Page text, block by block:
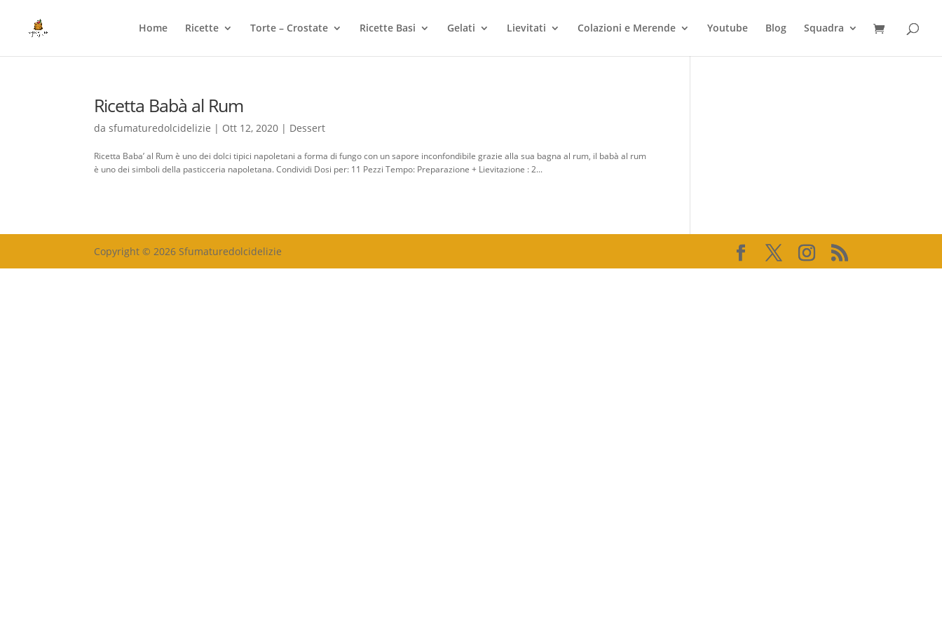
Home Ricette Torte – Crostate Ricette Basi Gelati Lievitati Colazioni e Merende Youtube Blog Squadra
Ricetta Babà al Rum
dasfumaturedolcidelizie | Ott 12, 2020 | Dessert
Ricetta Baba’ al Rum è uno dei dolci tipici napoletani a forma di fungo con un sapore inconfondibile grazie alla sua bagna al rum, il babà al rum
è uno dei simboli della pasticceria napoletana. Condividi Dosi per: 11 Pezzi Tempo: Preparazione + Lievitazione : 2...
Copyright © 2026 Sfumaturedolcidelizie